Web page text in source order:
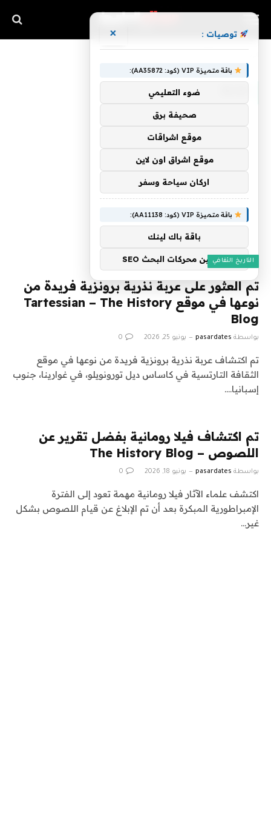
التاريخ الثقافي
تم العثور على عربة نذرية برونزية فريدة من
نوعها في موقع Tartessian – The History
Blog
بواسطة pasardates يونيو 25, 2026 0
تم اكتشاف عربة نذرية برونزية فريدة من نوعها في موقع
الثقافة التارتسية في كاساس ديل تورونويلو، في غوارينا، جنوب
إسبانيا.…
تم اكتشاف فيلا رومانية بفضل تقرير عن
اللصوص – The History Blog
بواسطة pasardates يونيو 18, 2026 0
اكتشف علماء الآثار فيلا رومانية مهمة تعود إلى الفترة
الإمبراطورية المبكرة بعد أن تم الإبلاغ عن قيام اللصوص بشكل
غير…
توصيات : ×
باقة متميزة VIP (كود: AA35872):
ضوء التعليمي
صحيفة برق
موقع اشراقات
موقع اشراق اون لاين
اركان سياحة وسفر
باقة متميزة VIP (كود: AA11138):
باقة باك لينك
تحسين محركات البحث SEO